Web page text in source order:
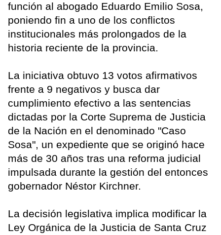
función al abogado Eduardo Emilio Sosa,
poniendo fin a uno de los conflictos
institucionales más prolongados de la
historia reciente de la provincia.
La iniciativa obtuvo 13 votos afirmativos
frente a 9 negativos y busca dar
cumplimiento efectivo a las sentencias
dictadas por la Corte Suprema de Justicia
de la Nación en el denominado "Caso
Sosa", un expediente que se originó hace
más de 30 años tras una reforma judicial
impulsada durante la gestión del entonces
gobernador Néstor Kirchner.
La decisión legislativa implica modificar la
Ley Orgánica de la Justicia de Santa Cruz